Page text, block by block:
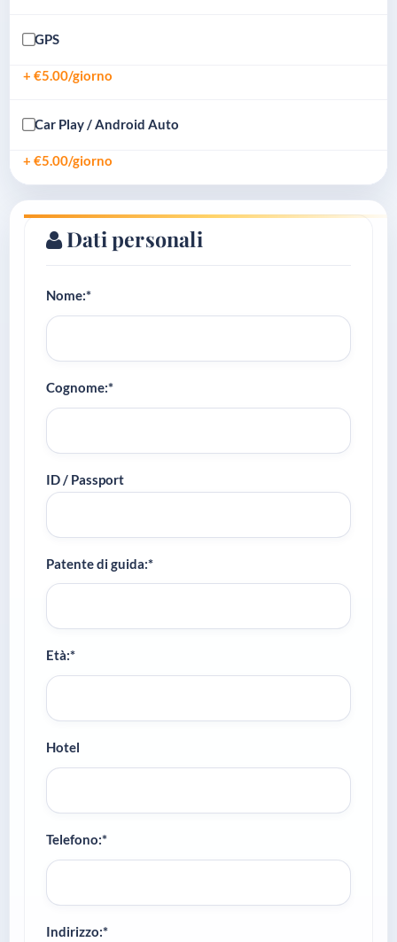
GPS
+ €5.00/giorno
Car Play / Android Auto
+ €5.00/giorno
Dati personali
Nome:*
Cognome:*
ID / Passport
Patente di guida:*
Età:*
Hotel
Telefono:*
Indirizzo:*